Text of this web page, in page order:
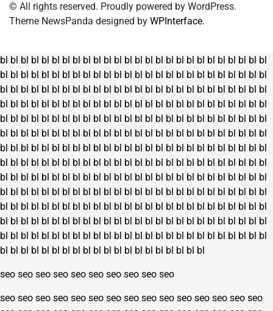
© All rights reserved. Proudly powered by WordPress.
Theme NewsPanda designed by WPInterface.
bl bl bl bl bl bl bl bl bl bl bl bl bl bl bl bl bl bl bl bl bl bl bl bl bl bl
bl bl bl bl bl bl bl bl bl bl bl bl bl bl bl bl bl bl bl bl bl bl bl bl bl bl
bl bl bl bl bl bl bl bl bl bl bl bl bl bl bl bl bl bl bl bl bl bl bl bl bl bl
bl bl bl bl bl bl bl bl bl bl bl bl bl bl bl bl bl bl bl bl bl bl bl bl bl bl
bl bl bl bl bl bl bl bl bl bl bl bl bl bl bl bl bl bl bl bl bl bl bl bl bl bl
bl bl bl bl bl bl bl bl bl bl bl bl bl bl bl bl bl bl bl bl bl bl bl bl bl bl
bl bl bl bl bl bl bl bl bl bl bl bl bl bl bl bl bl bl bl bl bl bl bl bl bl bl
bl bl bl bl bl bl bl bl bl bl bl bl bl bl bl bl bl bl bl bl bl bl bl bl bl bl
bl bl bl bl bl bl bl bl bl bl bl bl bl bl bl bl bl bl bl bl bl bl bl bl bl bl
bl bl bl bl bl bl bl bl bl bl bl bl bl bl bl bl bl bl bl bl bl bl bl bl bl bl
bl bl bl bl bl bl bl bl bl bl bl bl bl bl bl bl bl bl bl bl bl bl bl bl bl bl
bl bl bl bl bl bl bl bl bl bl bl bl bl bl bl bl bl bl bl bl bl bl bl bl bl bl
bl bl bl bl bl bl bl bl bl bl bl bl bl bl bl bl bl bl bl bl bl bl bl bl bl bl
bl bl bl bl bl bl bl bl bl bl bl bl bl bl bl bl bl bl bl bl
seo seo seo seo seo seo seo seo seo seo
seo seo seo seo seo seo seo seo seo seo seo seo seo seo seo